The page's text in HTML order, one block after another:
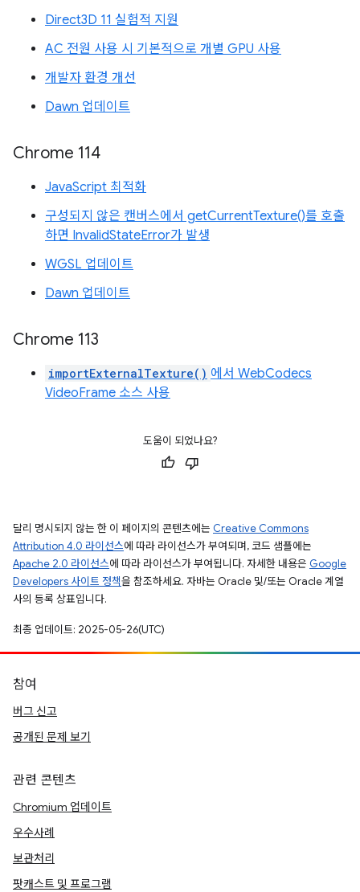
Direct3D 11 실험적 지원
AC 전원 사용 시 기본적으로 개별 GPU 사용
개발자 환경 개선
Dawn 업데이트
Chrome 114
JavaScript 최적화
구성되지 않은 캔버스에서 getCurrentTexture()를 호출
하면 InvalidStateError가 발생
WGSL 업데이트
Dawn 업데이트
Chrome 113
importExternalTexture() 에서 WebCodecs
VideoFrame 소스 사용
도움이 되었나요?
달리 명시되지 않는 한 이 페이지의 콘텐츠에는 Creative Commons
Attribution 4.0 라이선스에 따라 라이선스가 부여되며, 코드 샘플에는
Apache 2.0 라이선스에 따라 라이선스가 부여됩니다. 자세한 내용은 Google
Developers 사이트 정책을 참조하세요. 자바는 Oracle 및/또는 Oracle 계열
사의 등록 상표입니다.
최종 업데이트: 2025-05-26(UTC)
참여
버그 신고
공개된 문제 보기
관련 콘텐츠
Chromium 업데이트
우수사례
보관처리
팟캐스트 및 프로그램